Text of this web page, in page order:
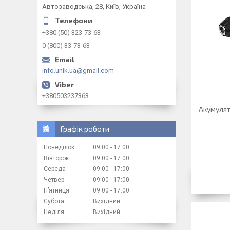
Автозаводська, 28, Київ, Україна
+380 (50) 323-73-63
0 (800) 33-73-63
info.unik.ua@gmail.com
+380503237363
Графік роботи
Понеділок 09:00
17:00
Вівторок
09:00
17:00
Середа
09:00
17:00
Четвер
09:00
17:00
Пʼятниця
09:00
17:00
Субота
Вихідний
Неділя
Вихідний